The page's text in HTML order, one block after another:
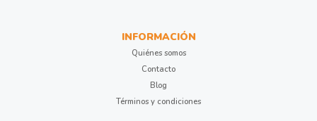
INFORMACIÓN
Quiénes somos
Contacto
Blog
Términos y condiciones